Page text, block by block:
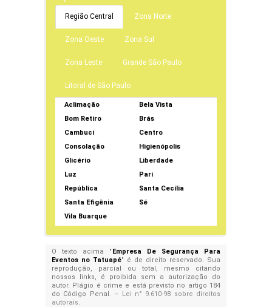
Região Central Zona Norte
Zona Oeste Zona Sul
Zona Leste Grande São Paulo
Litoral de São Paulo
Aclimação
Bela Vista
Bom Retiro
Brás
Cambuci
Centro
Consolação
Higienópolis
Glicério
Liberdade
Luz
Pari
República
Santa Cecília
Santa Efigênia
Sé
Vila Buarque
O texto acima " Empresa De Segurança Para
Eventos no Tatuapé" é de direito reservado. Sua
reprodução, parcial ou total, mesmo citando
nossos links, é proibida sem a autorização do
autor. Plágio é crime e está previsto no artigo 184
do Código Penal. – Lei n° 9.610-98 sobre direitos
autorais.